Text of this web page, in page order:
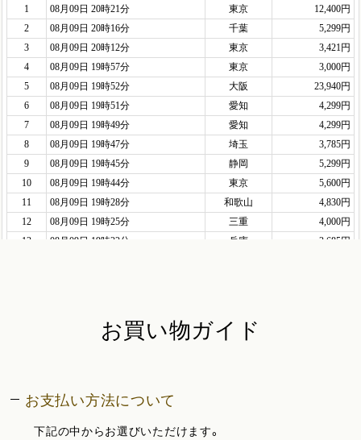
お買い物ガイド
お支払い方法について
下記の中からお選びいただけます。